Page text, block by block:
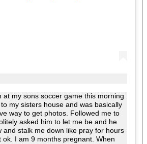
at my sons soccer game this morning
my sisters house and was basically
way to get photos. Followed me to
asked him to let me be and he
and stalk me down like pray for hours
ok. I am 9 months pregnant. When